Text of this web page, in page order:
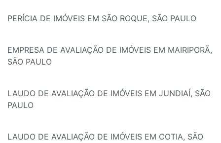
PERÍCIA DE IMÓVEIS EM SÃO ROQUE, SÃO PAULO
EMPRESA DE AVALIAÇÃO DE IMÓVEIS EM MAIRIPORÃ,
SÃO PAULO
LAUDO DE AVALIAÇÃO DE IMÓVEIS EM JUNDIAÍ, SÃO
PAULO
LAUDO DE AVALIAÇÃO DE IMÓVEIS EM COTIA, SÃO